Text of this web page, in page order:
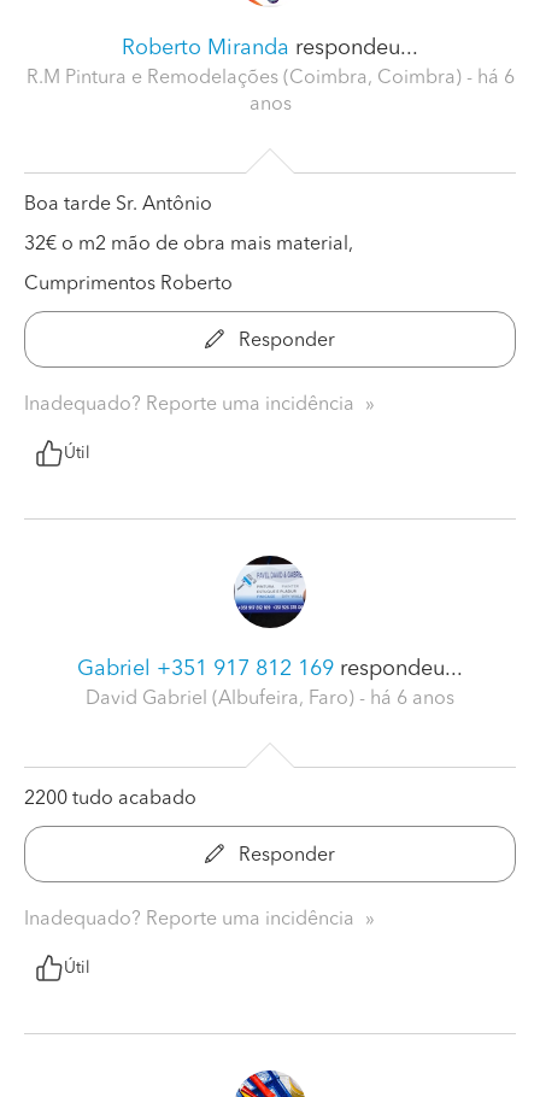
Roberto Miranda respondeu...
R.M Pintura e Remodelações (Coimbra, Coimbra) - há 6
anos
Boa tarde Sr. Antônio
32€ o m2 mão de obra mais material,
Cumprimentos Roberto
Responder
Inadequado? Reporte uma incidência
Útil
Gabriel +351 917 812 169 respondeu...
David Gabriel (Albufeira, Faro) - há 6 anos
2200 tudo acabado
Responder
Inadequado? Reporte uma incidência
Útil